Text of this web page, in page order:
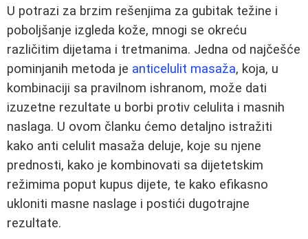
U potrazi za brzim rešenjima za gubitak težine i
poboljšanje izgleda kože, mnogi se okreću
različitim dijetama i tretmanima. Jedna od najčešće
pominjanih metoda je anticelulit masaža, koja, u
kombinaciji sa pravilnom ishranom, može dati
izuzetne rezultate u borbi protiv celulita i masnih
naslaga. U ovom članku ćemo detaljno istražiti
kako anti celulit masaža deluje, koje su njene
prednosti, kako je kombinovati sa dijetetskim
režimima poput kupus dijete, te kako efikasno
ukloniti masne naslage i postići dugotrajne
rezultate.